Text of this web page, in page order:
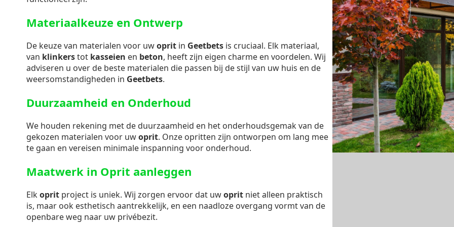
Materiaalkeuze en Ontwerp
De keuze van materialen voor uwoprit in Geetbets is cruciaal. Elk materiaal,
van klinkerstot kasseien en beton, heeft zijn eigen charme en voordelen. Wij
adviseren u over de beste materialen die passen bij de stijl van uw huis en de
weersomstandigheden in Geetbets.
Duurzaamheid en Onderhoud
We houden rekening met de duurzaamheid en het onderhoudsgemak van de
gekozen materialen voor uwoprit. Onze opritten zijn ontworpen om lang mee
te gaan en vereisen minimale inspanning voor onderhoud.
Maatwerk in Oprit aanleggen
Elkoprit project is uniek. Wij zorgen ervoor dat uwoprit niet alleen praktisch
is, maar ook esthetisch aantrekkelijk, en een naadloze overgang vormt van de
openbare weg naar uw privébezit.